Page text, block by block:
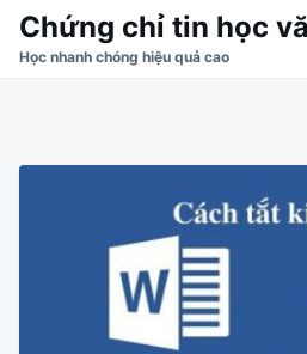
SkipSearch
for:
Chứng chỉ tin học
Học nhanh chóng hiệu quả cao